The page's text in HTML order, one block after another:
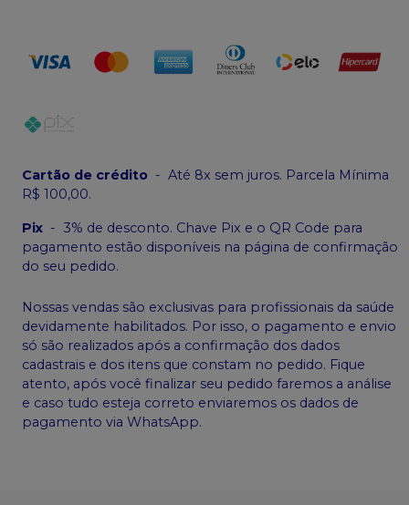
Cartão de crédito - Até 8x sem juros. Parcela Mínima
R$ 100,00.
Pix - 3% de desconto. Chave Pix e o QR Code para
pagamento estão disponíveis na página de confirmação
do seu pedido.
Nossas vendas são exclusivas para profissionais da saúde
devidamente habilitados. Por isso, o pagamento e envio
só são realizados após a confirmação dos dados
cadastrais e dos itens que constam no pedido. Fique
atento, após você finalizar seu pedido faremos a análise
e caso tudo esteja correto enviaremos os dados de
pagamento via WhatsApp.